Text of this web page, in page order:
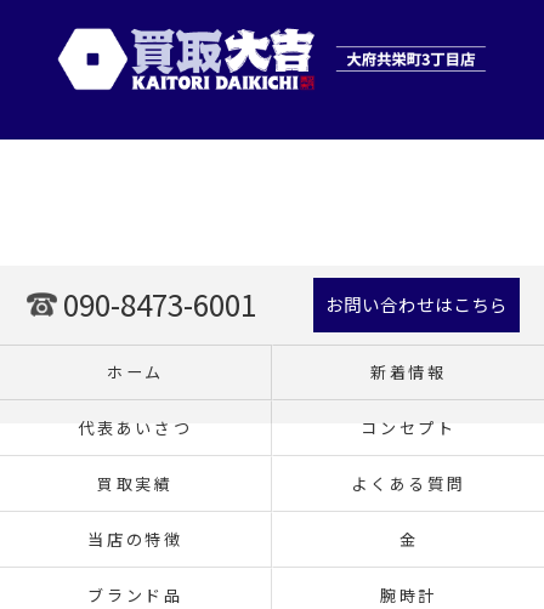
090-8473-6001 お問い合わせはこちら
ホーム 新着情報
代表あいさつ コンセプト
買取実績 よくある質問
当店の特徴 金
ブランド品 腕時計